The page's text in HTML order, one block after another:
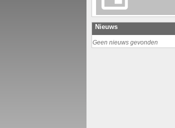
Nieuws
Geen nieuws gevonden